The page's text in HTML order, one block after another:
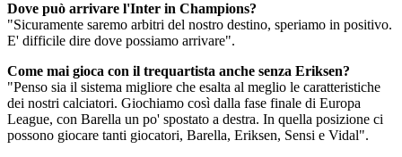
Dove può arrivare l'Inter in Champions?
"Sicuramente saremo arbitri del nostro destino, speriamo in positivo.
E' difficile dire dove possiamo arrivare".
Come mai gioca con il trequartista anche senza Eriksen?
"Penso sia il sistema migliore che esalta al meglio le caratteristiche
dei nostri calciatori. Giochiamo così dalla fase finale di Europa
League, con Barella un po' spostato a destra. In quella posizione ci
possono giocare tanti giocatori, Barella, Eriksen, Sensi e Vidal".